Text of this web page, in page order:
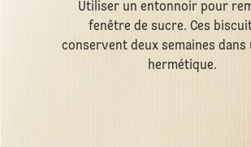
Utiliser un entonnoir pour
fenêtre de sucre. Ces
conservent deux semaines dans
hermétique.